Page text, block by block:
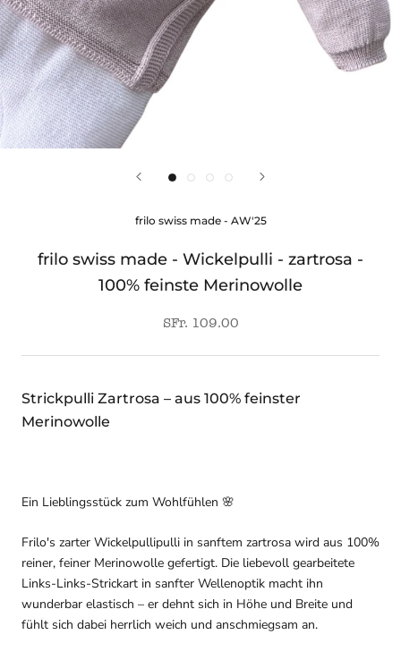
frilo swiss made - AW'25
frilo swiss made - Wickelpulli - zartrosa -
100% feinste Merinowolle
SFr. 109.00
Strickpulli Zartrosa – aus 100% feinster
Merinowolle
Ein Lieblingsstück zum Wohlfühlen 🌸
Frilo's zarter Wickelpullipulli in sanftem zartrosa wird aus 100%
reiner, feiner Merinowolle gefertigt. Die liebevoll gearbeitete
Links-Links-Strickart in sanfter Wellenoptik macht ihn
wunderbar elastisch – er dehnt sich in Höhe und Breite und
fühlt sich dabei herrlich weich und anschmiegsam an.